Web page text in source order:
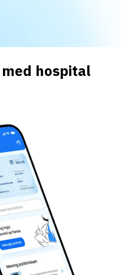
hospital